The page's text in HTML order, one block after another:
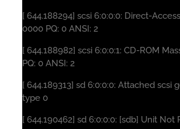
[ 644.188294] scsi 6:0:0:0: Direct-
0000 PQ: 0 ANSI: 2
[ 644.188982] scsi 6:0:0:1: CD-ROM
PQ: 0 ANSI: 2
[ 644.189313] sd 6:0:0:0: Attached scsi
type 0
[ 644.190462] sd 6:0:0:0: [sdb] Unit Not